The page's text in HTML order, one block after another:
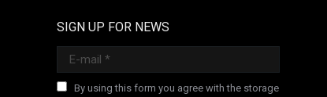
SIGN UP FOR NEWS
E-mail *
By using this form you agree with the storage